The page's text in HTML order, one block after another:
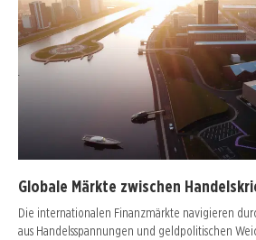
Globale Märkte zwischen
Die internationalen Finanzmärkte navigieren
aus Handelsspannungen und geldpolitischen